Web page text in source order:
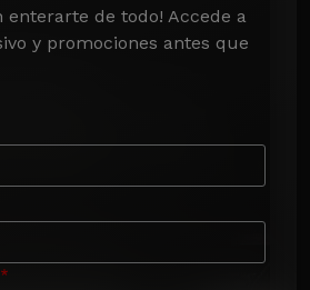
enterarte de todo! Accede a
y promociones antes que